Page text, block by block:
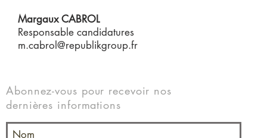
Margaux CABROL
Responsable candidatures
m.cabrol@republikgroup.fr
Abonnez-vous pour recevoir nos
dernières informations